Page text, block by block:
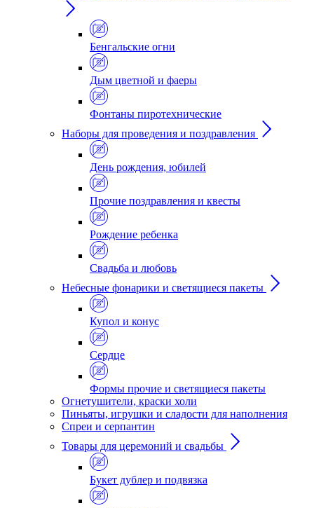
Бенгальские огни
Дым цветной и фаеры
Фонтаны пиротехнические
Наборы для проведения и поздравления
День рождения, юбилей
Прочие поздравления и квесты
Рождение ребенка
Свадьба и любовь
Небесные фонарики и светящиеся пакеты
Купол и конус
Сердце
Формы прочие и светящиеся пакеты
Огнетушители, краски холи
Пиньяты, игрушки и сладости для наполнения
Спреи и серпантин
Товары для церемоний и свадьбы
Букет дублер и подвязка